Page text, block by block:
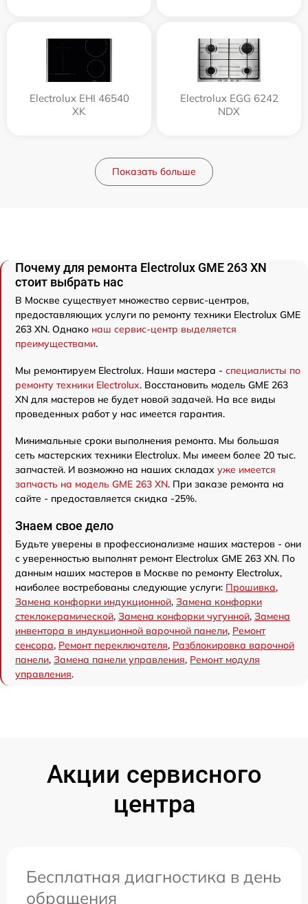
Electrolux EHI 46540
XK
Electrolux EGG 6242
NDX
Показать больше
Почему для ремонта Electrolux GME 263 XN
стоит выбрать нас
В Москве существует множество сервис-центров,
предоставляющих услуги по ремонту техники Electrolux GME
263 XN. Однако наш сервис-центр выделяется
преимуществами.
Мы ремонтируем Electrolux. Наши мастера - специалисты по
ремонту техники Electrolux. Восстановить модель GME 263
XN для мастеров не будет новой задачей. На все виды
проведенных работ у нас имеется гарантия.
Минимальные сроки выполнения ремонта. Мы большая
сеть мастерских техники Electrolux. Мы имеем более 20 тыс.
запчастей. И возможно на наших складах уже имеется
запчасть на модель GME 263 XN. При заказе ремонта на
сайте - предоставляется скидка -25%.
Знаем свое дело
Будьте уверены в профессионализме наших мастеров - они
с уверенностью выполнят ремонт Electrolux GME 263 XN. По
данным наших мастеров в Москве по ремонту Electrolux,
наиболее востребованы следующие услуги: Прошивка,
Замена конфорки индукционной, Замена конфорки
стеклокерамической, Замена конфорки чугунной, Замена
инвентора в индукционной варочной панели, Ремонт
сенсора, Ремонт переключателя, Разблокировка варочной
панели, Замена панели управления, Ремонт модуля
управления.
Акции сервисного
центра
Бесплатная диагностика в день
обращения